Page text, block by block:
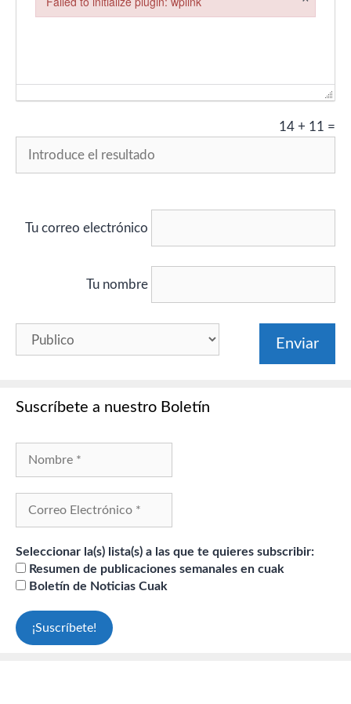
14 + 11 =
Tu correo electrónico
Tu nombre
Suscríbete a nuestro Boletín
Seleccionar la(s) lista(s) a las que te quieres subscribir:
Resumen de publicaciones semanales en cuak
Boletín de Noticias Cuak
Failed to initialize plugin: wplink